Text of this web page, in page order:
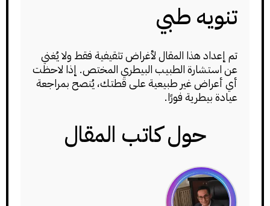
تنويه طبي
تم إعداد هذا المقال لأغراض تثقيفية فقط ولا يُغني
عن استشارة الطبيب البيطري المختص. إذا لاحظت
أي أعراض غير طبيعية على قطتك، يُنصح بمراجعة
عيادة بيطرية فورًا.
حول كاتب المقال